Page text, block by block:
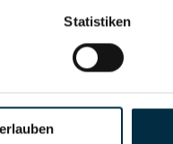
Statistiken
Vollständiges